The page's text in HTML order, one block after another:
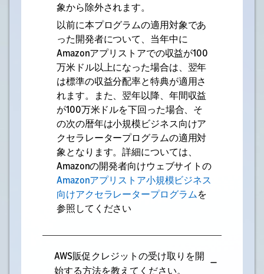
象から除外されます。
以前に本プログラムの適用対象であ
った開発者について、当年中に
Amazonアプリストアでの収益が100
万米ドル以上になった場合は、翌年
は標準の収益分配率と特典が適用さ
れます。また、翌年以降、年間収益
が100万米ドルを下回った場合、そ
の次の暦年は小規模ビジネス向けア
クセラレータープログラムの適用対
象となります。詳細については、
Amazonの開発者向けウェブサイトの
Amazonアプリストア小規模ビジネス
向けアクセラレータープログラム を
参照してください
AWS販促クレジットの受け取りを開
始する方法を教えてください。